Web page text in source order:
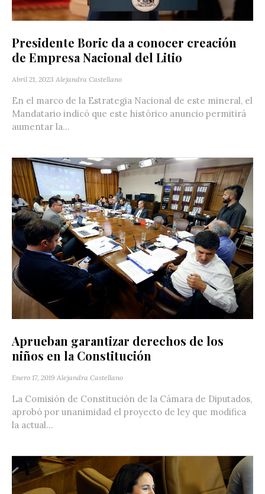
Presidente Boric da a conocer creación
de Empresa Nacional del Litio
Abril 21, 2023 Alejandra Castellano
En el marco de la Estrategia Nacional de este mineral, el
Mandatario indicó que este histórico anuncio permitirá
aumentar la...
Aprueban garantizar derechos de los
niños en la Constitución
Enero 17, 2019 Alejandra Castellano
La Comisión de Constitución de la Cámara de Diputados,
aprobó por unanimidad el proyecto de ley que modifica
la actual...